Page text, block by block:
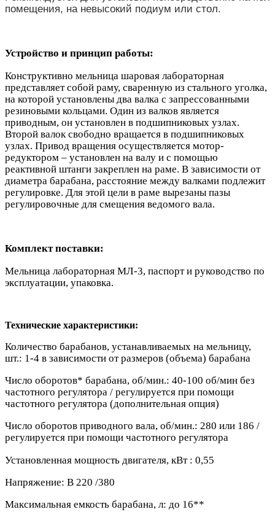
помещения, на невысокий подиум или стол.
Устройство и принцип работы:
Конструктивно мельница шаровая лабораторная
представляет собой раму, сваренную из стального уголка,
на которой установлены два валка с запрессованными
резиновыми кольцами. Один из валков является
приводным, он установлен в подшипниковых узлах.
Второй валок свободно вращается в подшипниковых
узлах. Привод вращения осуществляется мотор-
редуктором – установлен на валу и с помощью
реактивной штанги закреплен на раме. В зависимости от
диаметра барабана, расстояние между валками подлежит
регулировке. Для этой цели в раме вырезаны пазы
регулировочные для смещения ведомого вала.
Комплект поставки:
Мельница лабораторная МЛ-3, паспорт и руководство по
эксплуатации, упаковка.
Технические характеристики:
Количество барабанов, устанавливаемых на мельницу,
шт.: 1-4 в зависимости от размеров (объема) барабана
Число оборотов* барабана, об/мин.: 40-100 об/мин без
частотного регулятора / регулируется при помощи
частотного регулятора (дополнительная опция)
Число оборотов приводного вала, об/мин.: 280 или 186 /
регулируется при помощи частотного регулятора
Установленная мощность двигателя, кВт : 0,55
Напряжение: В 220 /380
Максимальная емкость барабана, л: до 16**